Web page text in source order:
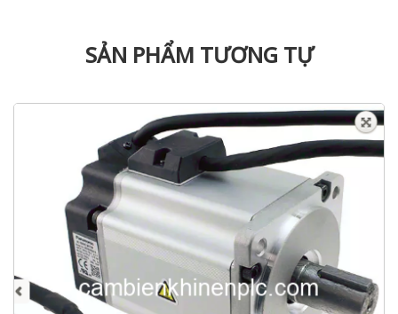
SẢN PHẨM TƯƠNG TỰ